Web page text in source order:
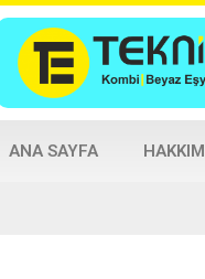
ANA SAYFA